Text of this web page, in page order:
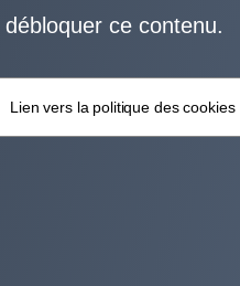
ce contenu.
Lien vers la politique des cookies